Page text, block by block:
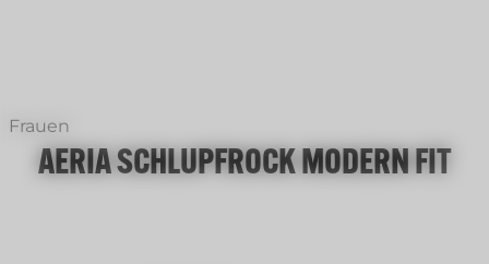
Frauen
AERIA SCHLUPFROCK MODERN FIT